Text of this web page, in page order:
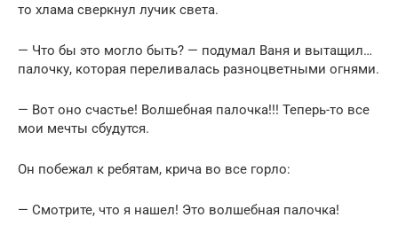
то хлама сверкнул лучик света.
— Что бы это могло быть? — подумал Ваня и вытащил…
палочку, которая переливалась разноцветными огнями.
— Вот оно счастье! Волшебная палочка!!! Теперь-то все
мои мечты сбудутся.
Он побежал к ребятам, крича во все горло:
— Смотрите, что я нашел! Это волшебная палочка!